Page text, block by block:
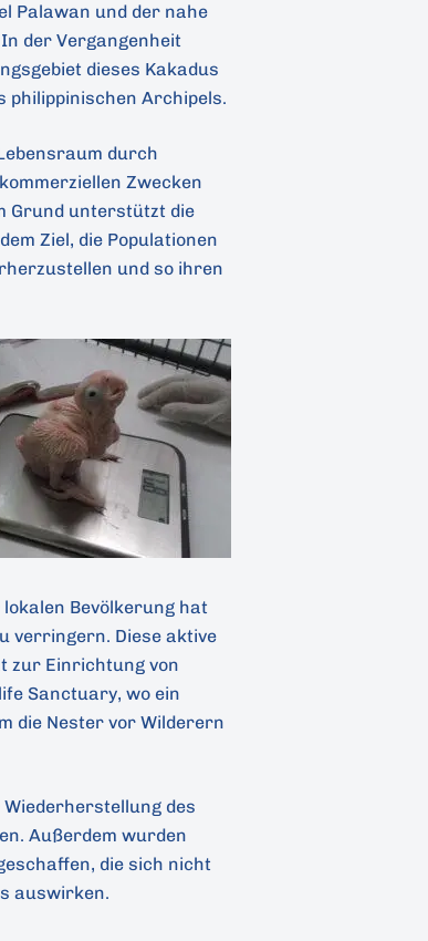
Palawan und der nahe
der Vergangenheit
dieses Kakadus
philippinischen Archipels.
durch
Zwecken
Grund unterstützt die
Ziel, die Populationen
und so ihren
Bevölkerung hat
verringern. Diese aktive
zur Einrichtung von
Sanctuary, wo ein
die Nester vor Wilderern
des
Außerdem wurden
die sich nicht
auswirken.